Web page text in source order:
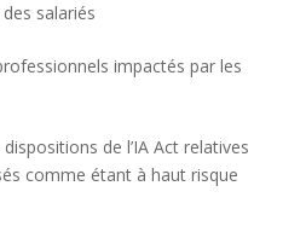
salariés
impactés par les
de l’IA Act relatives
comme étant à haut risque